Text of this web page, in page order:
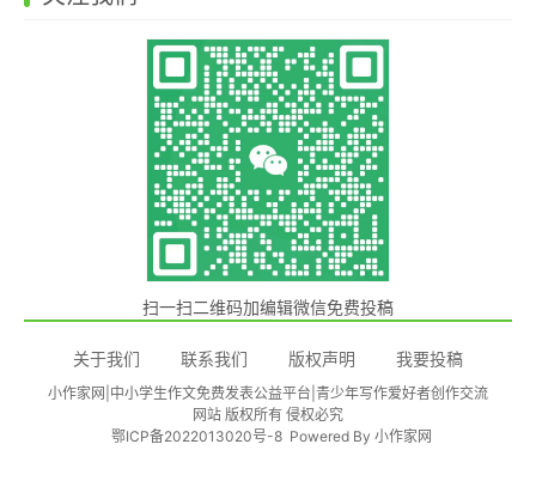
扫一扫二维码加编辑微信免费投稿
关于我们 联系我们 版权声明 我要投稿
小作家网|中小学生作文免费发表公益平台|青少年写作爱好者创作交流
网站 版权所有 侵权必究
鄂ICP备2022013020号-8 Powered By 小作家网